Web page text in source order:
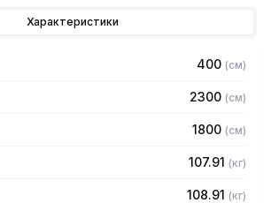
и кухонной утвари. Поэтому это
микроклимат в помещении и
горячего цеха.
Характеристики
400 (см)
2300 (см)
1800 (см)
107.91 (кг)
108.91 (кг)